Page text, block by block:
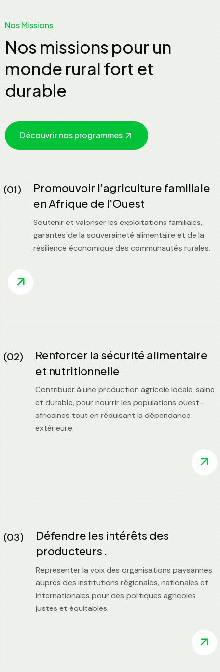
Nos Missions
Nos missions pour un
monde rural fort et
durable
Découvrir nos programmes
(01)
Promouvoir l’agriculture familiale
en Afrique de l'Ouest
Soutenir et valoriser les exploitations familiales,
garantes de la souveraineté alimentaire et de la
résilience économique des communautés rurales.
(02)
Renforcer la sécurité alimentaire
et nutritionnelle
Contribuer à une production agricole locale, saine
et durable, pour nourrir les populations ouest-
africaines tout en réduisant la dépendance
extérieure.
(03)
Défendre les intérêts des
producteurs .
Représenter la voix des organisations paysannes
auprès des institutions régionales, nationales et
internationales pour des politiques agricoles
justes et équitables.